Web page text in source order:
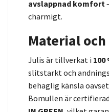
avslappnad komfort
charmigt.
Material
Julis är tillverkat i
slitstarkt och
behaglig känsla
Bomullen är